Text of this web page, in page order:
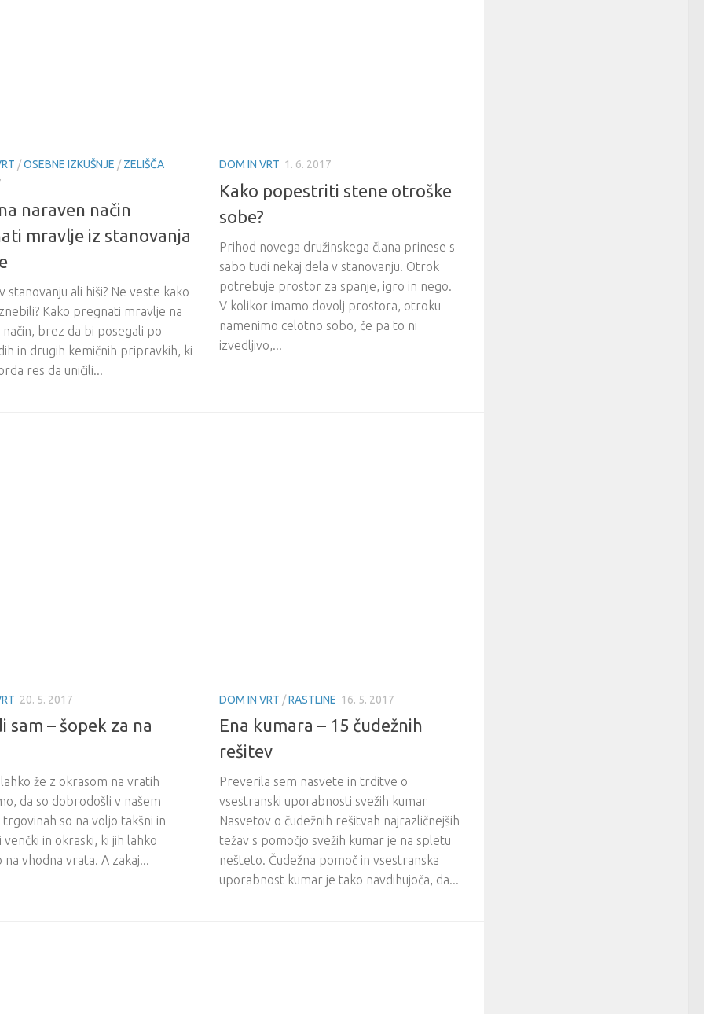
/OSEBNE IZKUŠNJE /ZELIŠČA
naraven način
mravlje iz stanovanja
stanovanju ali hiši? Ne veste kako
Kako pregnati mravlje na
način, brez da bi posegali po
in drugih kemičnih pripravkih, ki
res da uničili...
DOM IN VRT 1. 6. 2017
Kako popestriti stene otroške
sobe?
Prihod novega družinskega člana prinese s
sabo tudi nekaj dela v stanovanju. Otrok
potrebuje prostor za spanje, igro in nego.
V kolikor imamo dovolj prostora, otroku
namenimo celotno sobo, če pa to ni
izvedljivo,...
20. 5. 2017
sam – šopek za na
že z okrasom na vratih
da so dobrodošli v našem
trgovinah so na voljo takšni in
venčki in okraski, ki jih lahko
na vhodna vrata. A zakaj...
DOM IN VRT /RASTLINE 16. 5. 2017
Ena kumara – 15 čudežnih
rešitev
Preverila sem nasvete in trditve o
vsestranski uporabnosti svežih kumar
Nasvetov o čudežnih rešitvah najrazličnejših
težav s pomočjo svežih kumar je na spletu
nešteto. Čudežna pomoč in vsestranska
uporabnost kumar je tako navdihujoča, da...